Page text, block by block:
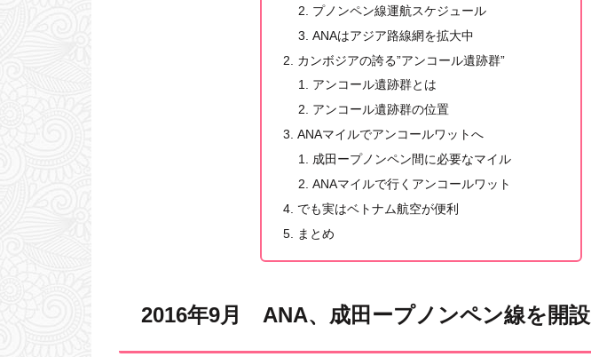
プノンペン線運航スケジュール
ANAはアジア路線網を拡大中
カンボジアの誇る”アンコール遺跡群”
アンコール遺跡群とは
アンコール遺跡群の位置
ANAマイルでアンコールワットへ
成田ープノンペン間に必要なマイル
ANAマイルで行くアンコールワット
でも実はベトナム航空が便利
まとめ
2016年9月 ANA、成田ープノンペン線を開設